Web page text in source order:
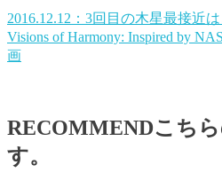
2016.12.12：3回目の木星最接近
Visions of Harmony: Inspired by
画
RECOMMENDこち
す。